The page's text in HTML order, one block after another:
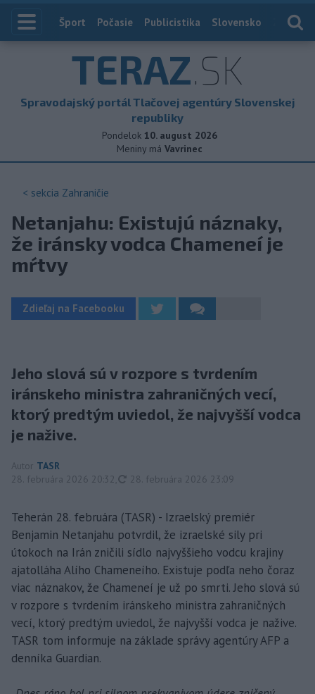
Index
Šport Počasie Publicistika Slovensko
TERAZ.SK
Spravodajský portál Tlačovej agentúry Slovenskej
republiky
Pondelok 10. august 2026
Meniny má Vavrinec
< sekcia Zahraničie
Netanjahu: Existujú náznaky,
že iránsky vodca Chameneí je
mŕtvy
Zdieľaj na Facebooku
Jeho slová sú v rozpore s tvrdením
iránskeho ministra zahraničných vecí,
ktorý predtým uviedol, že najvyšší vodca
je nažive.
Autor TASR
28. februára 2026 20:32
aktualizované
28. februára 2026 23:09
Teherán 28. februára (TASR) - Izraelský premiér
Benjamin Netanjahu potvrdil, že izraelské sily pri
útokoch na Irán zničili sídlo najvyššieho vodcu krajiny
ajatolláha Alího Chameneího. Existuje podľa neho čoraz
viac náznakov, že Chameneí je už po smrti. Jeho slová sú
v rozpore s tvrdením iránskeho ministra zahraničných
vecí, ktorý predtým uviedol, že najvyšší vodca je nažive.
TASR tom informuje na základe správy agentúry AFP a
denníka Guardian.